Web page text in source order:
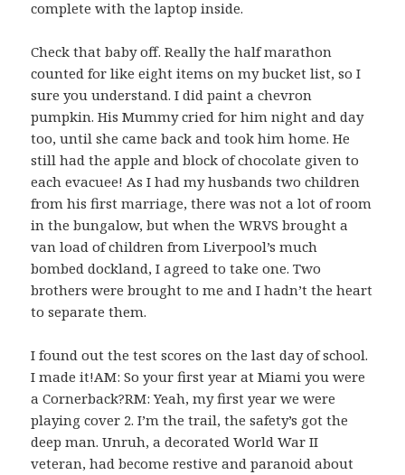
complete with the laptop inside.
Check that baby off. Really the half marathon
counted for like eight items on my bucket list, so I
sure you understand. I did paint a chevron
pumpkin. His Mummy cried for him night and day
too, until she came back and took him home. He
still had the apple and block of chocolate given to
each evacuee! As I had my husbands two children
from his first marriage, there was not a lot of room
in the bungalow, but when the WRVS brought a
van load of children from Liverpool’s much
bombed dockland, I agreed to take one. Two
brothers were brought to me and I hadn’t the heart
to separate them.
I found out the test scores on the last day of school.
I made it!AM: So your first year at Miami you were
a Cornerback?RM: Yeah, my first year we were
playing cover 2. I’m the trail, the safety’s got the
deep man. Unruh, a decorated World War II
veteran, had become restive and paranoid about